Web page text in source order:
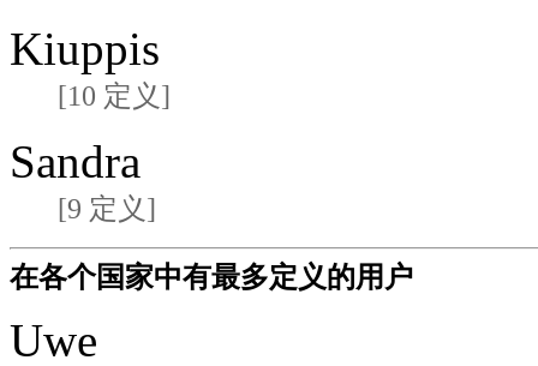
Kiuppis
[10 定义]
Sandra
[9 定义]
在各个国家中有最多定义的用户
Uwe